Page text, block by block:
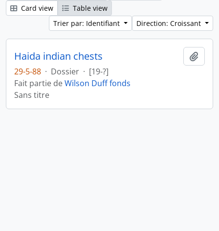
Card view
Table view
Trier par: Identifiant
Direction: Croissant
Haida indian chests
29-5-88 · Dossier · [19-?]
Fait partie deWilson Duff fonds
Sans titre